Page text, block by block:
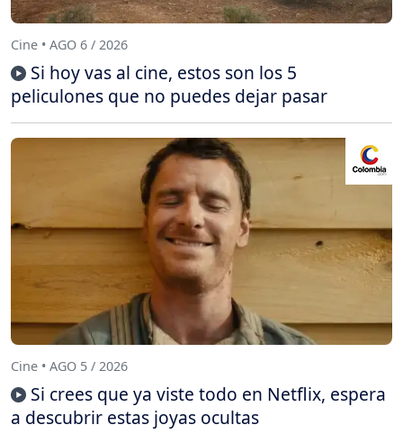
Cine • AGO 6 / 2026
Si hoy vas al cine, estos son los 5
peliculones que no puedes dejar pasar
Cine • AGO 5 / 2026
Si crees que ya viste todo en Netflix, espera
a descubrir estas joyas ocultas